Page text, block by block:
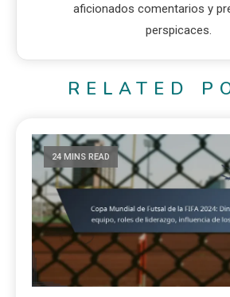
aficionados comentarios y
perspicaces.
RELATED
24 MINS READ